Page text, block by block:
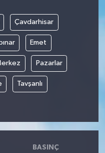
Çavdarhisar
Emet
Pazarlar
Tavşanlı
BASINÇ